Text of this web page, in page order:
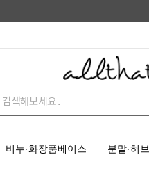
비누·화장품베이스 분말·허브